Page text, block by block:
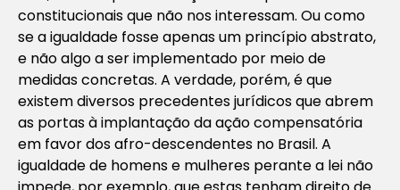
constitucionais que não nos interessam. Ou como
se a igualdade fosse apenas um princípio abstrato,
e não algo a ser implementado por meio de
medidas concretas. A verdade, porém, é que
existem diversos precedentes jurídicos que abrem
as portas à implantação da ação compensatória
em favor dos afro-descendentes no Brasil. A
igualdade de homens e mulheres perante a lei não